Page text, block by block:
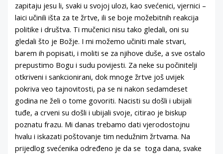
zapitaju jesu li, svaki u svojoj ulozi, kao svećenici, vjernici –
laici učinili išta za te žrtve, ili se boje možebitnih reakcija
politike i društva. Ti mučenici nisu tako gledali, oni su
gledali što je Božje. I mi možemo učiniti male stvari,
barem ih popisati, i moliti se za njihove duše, a sve ostalo
prepustimo Bogu i sudu povijesti. Za neke su počinitelji
otkriveni i sankcionirani, dok mnoge žrtve još uvijek
pokriva veo tajnovitosti, pa se ni nakon sedamdeset
godina ne želi o tome govoriti. Nacisti su došli i ubijali
tuđe, a crveni su došli i ubijali svoje, citirao je biskup
poznatu frazu. Mi danas trebamo dati vjerodostojnu
hvalu i iskazati poštovanje tim nedužnim žrtvama. Na
prijedlog svećenika određeno je da se toga dana, svake